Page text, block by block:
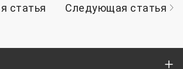
статья Следующая статья